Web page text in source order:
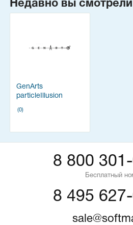
Недавно вы смотрели
GenArts
particleIllusion
(0)
8 800
Бесплатный
8 495